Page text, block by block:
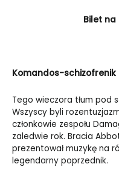
Bilet
Komandos-schizofrenik
Tego wieczora tłum pod
Wszyscy byli
członkowie zespołu
zaledwie rok. Bracia
prezentował muzykę na
legendarny poprzednik.